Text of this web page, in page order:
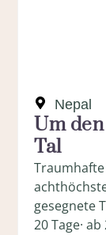
Nepal
Um
Tal
gesegnete
20 Tage·